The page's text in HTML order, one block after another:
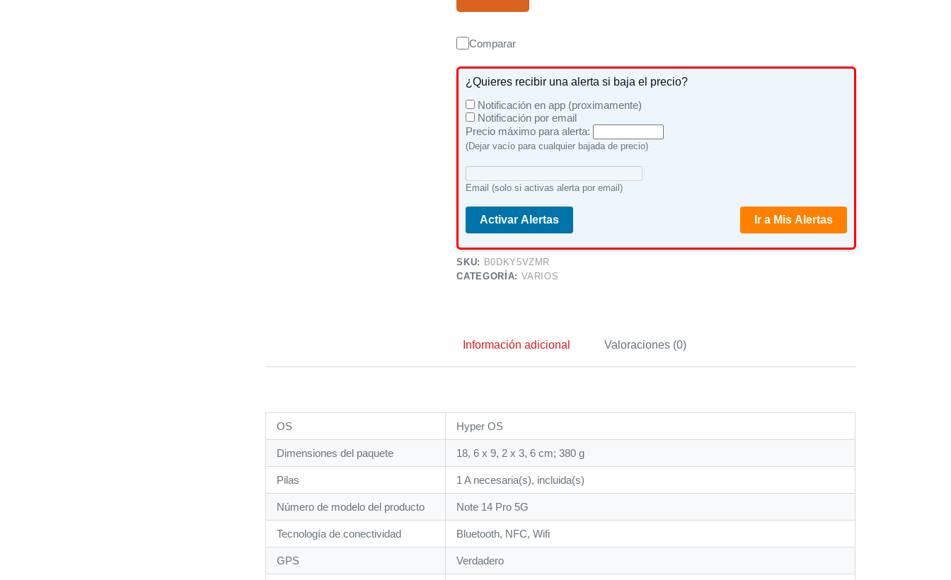
Comparar
¿Quieres recibir una alerta si baja el precio?
Notificación en app (proximamente)
Notificación por email
Precio máximo para alerta:
(Dejar vacío para cualquier bajada de precio)
Email (solo si activas alerta por email)
Activar Alertas Ir a Mis Alertas
SKU: B0DKY5VZMR
CATEGORÍA: VARIOS
Información adicional Valoraciones (0)
OS ‎Hyper OS
Dimensiones del paquete ‎18, 6 x 9, 2 x 3, 6 cm; 380 g
Pilas ‎1 A necesaria(s), incluida(s)
Número de modelo del producto ‎Note 14 Pro 5G
Tecnología de conectividad ‎Bluetooth, NFC, Wifi
GPS ‎Verdadero